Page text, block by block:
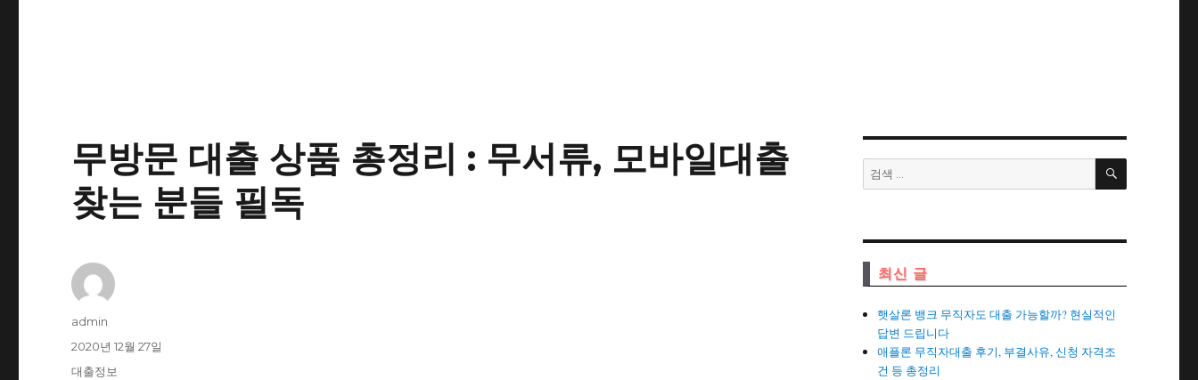
무방문 대출 상품 총정리 : 무서류, 모바일대출
찾는 분들 필독
글
admin
작
성
2020년 12월 27일
카
대출정보
검
색:
검
최신 글
햇살론 뱅크 무직자도 대출 가능할까? 현실적인
답변 드립니다
애플론 무직자대출 후기, 부결사유, 신청 자격조
건 등 총정리